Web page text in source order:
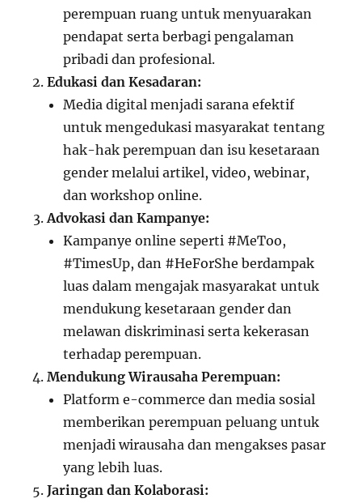
perempuan ruang untuk menyuarakan
pendapat serta berbagi pengalaman
pribadi dan profesional.
Edukasi dan Kesadaran:
Media digital menjadi sarana efektif
untuk mengedukasi masyarakat tentang
hak-hak perempuan dan isu kesetaraan
gender melalui artikel, video, webinar,
dan workshop online.
Advokasi dan Kampanye:
Kampanye online seperti #MeToo,
#TimesUp, dan #HeForShe berdampak
luas dalam mengajak masyarakat untuk
mendukung kesetaraan gender dan
melawan diskriminasi serta kekerasan
terhadap perempuan.
Mendukung Wirausaha Perempuan:
Platform e-commerce dan media sosial
memberikan perempuan peluang untuk
menjadi wirausaha dan mengakses pasar
yang lebih luas.
Jaringan dan Kolaborasi: